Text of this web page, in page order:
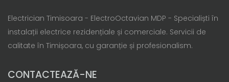
Electrician Timisoara - ElectroOctavian MDP - Specialiști în
instalații electrice rezidențiale și comerciale. Servicii de
calitate în Timișoara, cu garanție și profesionalism.
CONTACTEAZĂ-NE